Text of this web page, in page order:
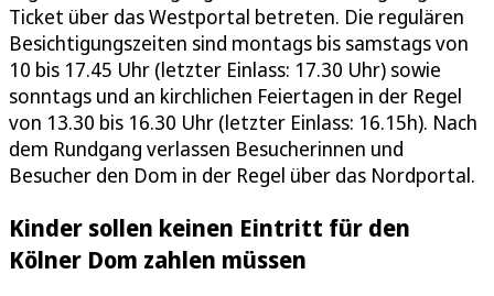
Ticket über das Westportal betreten. Die regulären
Besichtigungszeiten sind montags bis samstags von
10 bis 17.45 Uhr (letzter Einlass: 17.30 Uhr) sowie
sonntags und an kirchlichen Feiertagen in der Regel
von 13.30 bis 16.30 Uhr (letzter Einlass: 16.15h). Nach
dem Rundgang verlassen Besucherinnen und
Besucher den Dom in der Regel über das Nordportal.
Kinder sollen keinen Eintritt für den
Kölner Dom zahlen müssen